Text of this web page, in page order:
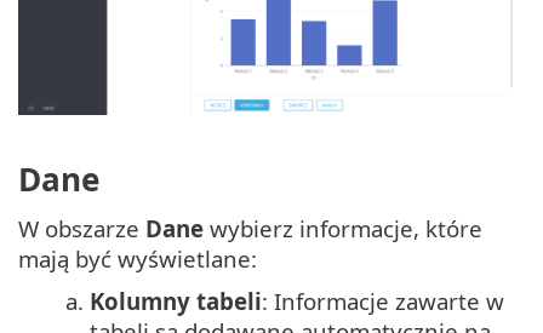
Dane
W obszarze Dane wybierz informacje, które
mają być wyświetlane:
a. Kolumny tabeli: Informacje zawarte w